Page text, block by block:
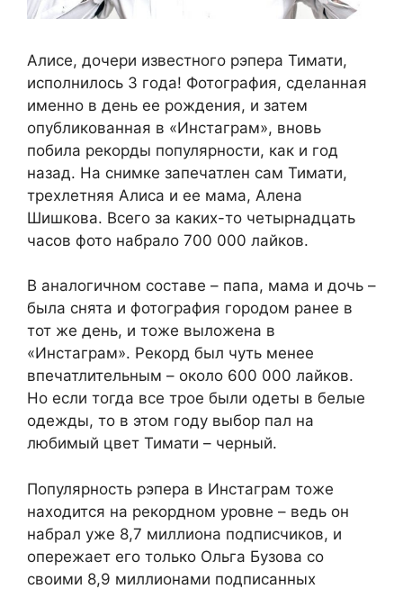
Алисе, дочери известного рэпера Тимати,
исполнилось 3 года! Фотография, сделанная
именно в день ее рождения, и затем
опубликованная в «Инстаграм», вновь
побила рекорды популярности, как и год
назад. На снимке запечатлен сам Тимати,
трехлетняя Алиса и ее мама, Алена
Шишкова. Всего за каких-то четырнадцать
часов фото набрало 700 000 лайков.
В аналогичном составе – папа, мама и дочь –
была снята и фотография городом ранее в
тот же день, и тоже выложена в
«Инстаграм». Рекорд был чуть менее
впечатлительным – около 600 000 лайков.
Но если тогда все трое были одеты в белые
одежды, то в этом году выбор пал на
любимый цвет Тимати – черный.
Популярность рэпера в Инстаграм тоже
находится на рекордном уровне – ведь он
набрал уже 8,7 миллиона подписчиков, и
опережает его только Ольга Бузова со
своими 8,9 миллионами подписанных